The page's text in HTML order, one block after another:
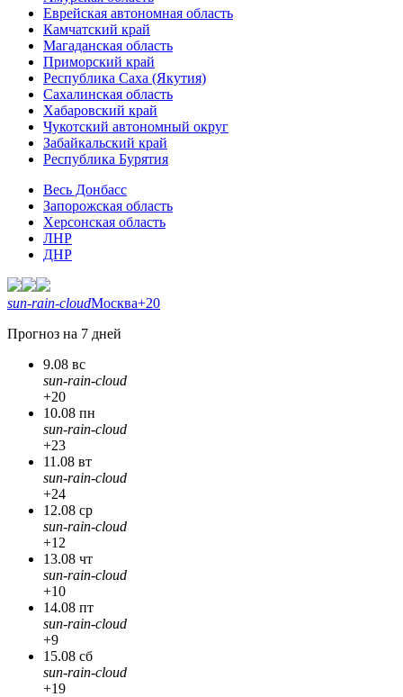
Еврейская автономная область
Камчатский край
Магаданская область
Приморский край
Республика Саха (Якутия)
Сахалинская область
Хабаровский край
Чукотский автономный округ
Забайкальский край
Республика Бурятия
Весь Донбасс
Запорожская область
Херсонская область
ЛНР
ДНР
sun-rain-cloudМосква+20
Прогноз на 7 дней
9.08 вс
sun-rain-cloud
+20
10.08 пн
sun-rain-cloud
+23
11.08 вт
sun-rain-cloud
+24
12.08 ср
sun-rain-cloud
+12
13.08 чт
sun-rain-cloud
+10
14.08 пт
sun-rain-cloud
+9
15.08 сб
sun-rain-cloud
+19